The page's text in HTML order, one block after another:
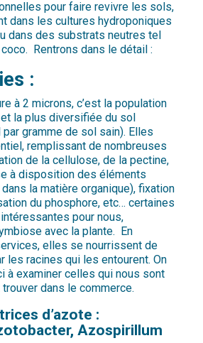
pour faire revivre les sols,
dans les cultures hydroponiques
dans des substrats neutres tel
Rentrons dans le détail :
:
à 2 microns, c’est la population
la plus diversifiée du sol
gramme de sol sain). Elles
remplissant de nombreuses
de la cellulose, de la pectine,
à disposition des éléments
la matière organique), fixation
du phosphore, etc… certaines
pour nous,
avec la plante. En
elles se nourrissent de
les racines qui les entourent. On
à examiner celles qui nous sont
trouver dans le commerce.
d’azote :
Azospirillum